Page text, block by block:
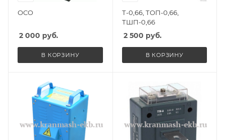
ОСО
2 000 руб.
В КОРЗИНУ
Т-0,66, ТОП-0,66,
ТШП-0,66
2 500 руб.
В КОРЗИНУ